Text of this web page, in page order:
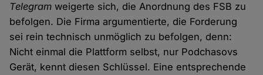
Telegram weigerte sich, die Anordnung des FSB zu
befolgen. Die Firma argumentierte, die Forderung
sei rein technisch unmöglich zu befolgen, denn:
Nicht einmal die Plattform selbst, nur Podchasovs
Gerät, kennt diesen Schlüssel. Eine entsprechende